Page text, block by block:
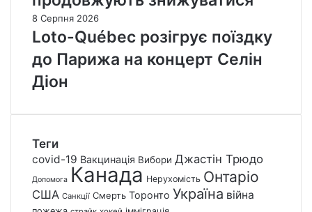
8 Серпня 2026
Loto-Québec розігрує поїздку
до Парижа на концерт Селін
Діон
Теги
covid-19 Вакцинація Вибори Джастін Трюдо
Допомога Канада Нерухомість Онтаріо
США Санкції Смерть Торонто Україна війна